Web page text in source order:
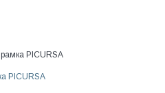
PICURSA